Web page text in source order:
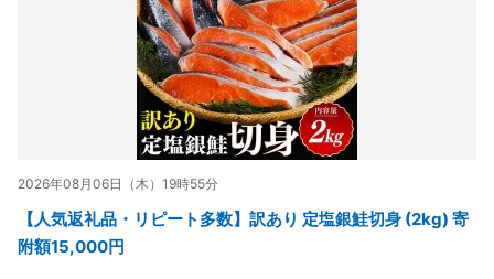
2026年08月06日（木）19時55分
【人気返礼品・リピート多数】訳あり 定塩銀鮭切身 (2kg) 寄
附額15,000円